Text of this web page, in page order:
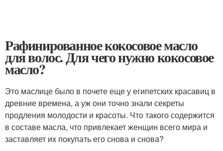
Рафинированное кокосовое масло
для волос. Для чего нужно кокосовое
масло?
Это маслице было в почете еще у египетских красавиц в
древние времена, а уж они точно знали секреты
продления молодости и красоты. Что такого содержится
в составе масла, что привлекает женщин всего мира и
заставляет их покупать его снова и снова?